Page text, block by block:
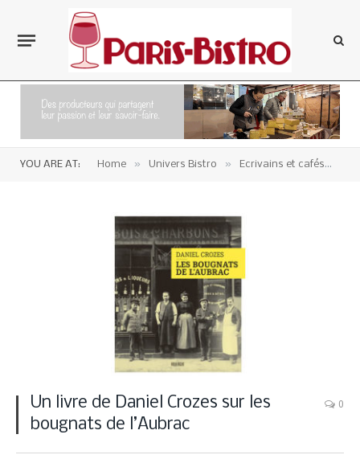
YOU ARE AT: Home » Univers Bistro » Ecrivains et cafés
Un livre de Daniel Crozes sur les
bougnats de l’Aubrac
0